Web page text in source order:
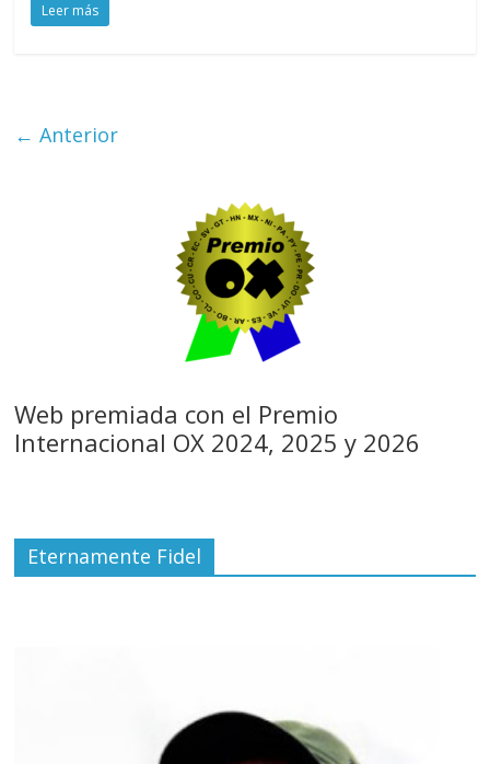
Leer más
← Anterior
Web premiada con el Premio
Internacional OX 2024, 2025 y 2026
Eternamente Fidel